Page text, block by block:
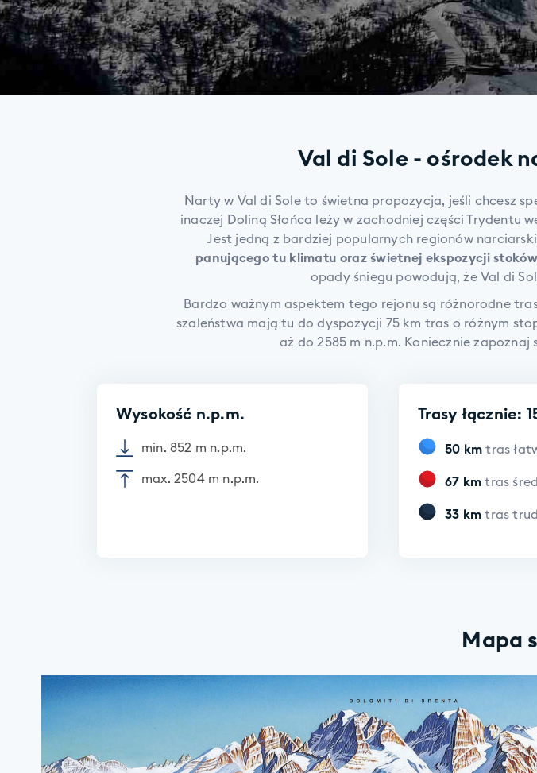
Val di Sole - ośrodek
Narty w Val di Sole to świetna propozycja, jeśli chcesz
inaczej Doliną Słońca leży w zachodniej części Trydentu
Jest jedną z bardziej popularnych regionów
panującego tu klimatu oraz świetnej ekspozycji
opady śniegu powodują, że Val di
Bardzo ważnym aspektem tego rejonu są różnorodne
szaleństwa mają tu do dyspozycji 75 km tras o różnym
aż do 2585 m n.p.m. Koniecznie
Wysokość n.p.m.
min. 852 m n.p.m.
max. 2504 m n.p.m.
Trasy łącznie:
50 km tras
67 km tras
33 km tras
Mapa